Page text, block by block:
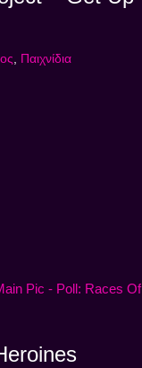
Παιχνίδια